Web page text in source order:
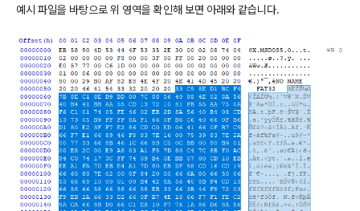
예시 파일을 바탕으로 위 영역을 확인해 보면 아래와 같습니다.